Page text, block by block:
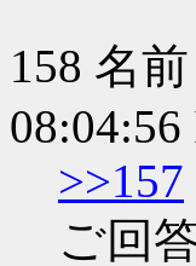
158 名前
>>157
ご回